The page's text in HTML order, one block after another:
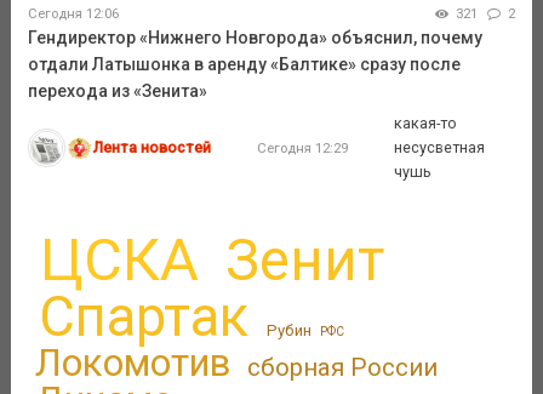
Сегодня 12:06 321 2
Гендиректор «Нижнего Новгорода» объяснил, почему
отдали Латышонка в аренду «Балтике» сразу после
перехода из «Зенита»
Лента новостей Сегодня 12:29
какая-то
несусветная
чушь
ЦСКА Зенит
Спартак Рубин РФС
Локомотив сборная России